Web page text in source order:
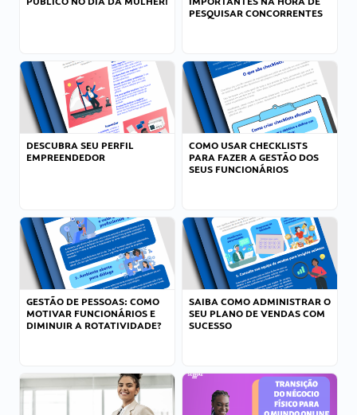
PESQUISAR CONCORRENTES
DESCUBRA SEU PERFIL
EMPREENDEDOR
COMO USAR CHECKLISTS
PARA FAZER A GESTÃO DOS
SEUS FUNCIONÁRIOS
GESTÃO DE PESSOAS: COMO
MOTIVAR FUNCIONÁRIOS E
DIMINUIR A ROTATIVIDADE?
SAIBA COMO ADMINISTRAR O
SEU PLANO DE VENDAS COM
SUCESSO